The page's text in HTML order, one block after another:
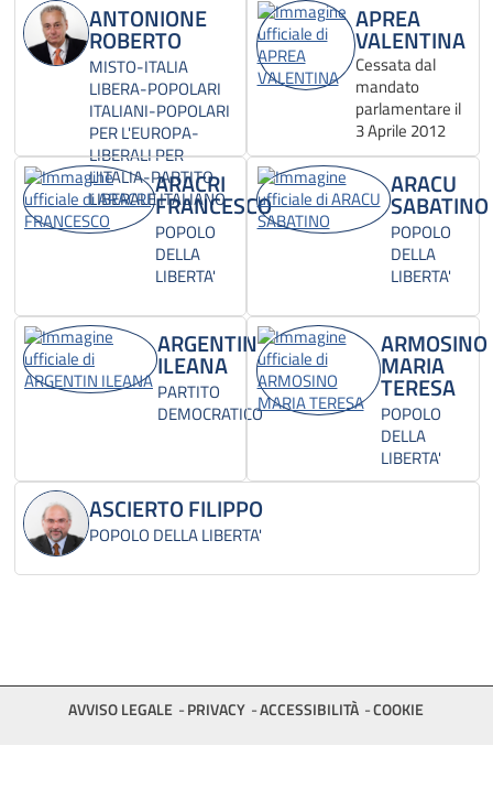
ANTONIONE
ROBERTO
MISTO-ITALIA
LIBERA-POPOLARI
ITALIANI-POPOLARI
PER L'EUROPA-
LIBERALI PER
L'ITALIA-PARTITO
LIBERALE ITALIANO
APREA
VALENTINA
Cessata dal
mandato
parlamentare il
3 Aprile 2012
ARACRI
FRANCESCO
POPOLO
DELLA
LIBERTA'
ARACU
SABATINO
POPOLO
DELLA
LIBERTA'
ARGENTIN
ILEANA
PARTITO
DEMOCRATICO
ARMOSINO
MARIA
TERESA
POPOLO
DELLA
LIBERTA'
ASCIERTO FILIPPO
POPOLO DELLA LIBERTA'
AVVISO LEGALE PRIVACY ACCESSIBILITÀ COOKIE